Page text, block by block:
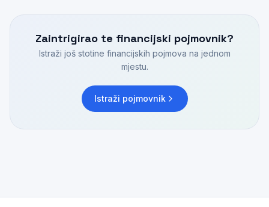
Zaintrigirao te financijski pojmovnik?
Istraži još stotine financijskih pojmova na jednom
mjestu.
Istraži pojmovnik